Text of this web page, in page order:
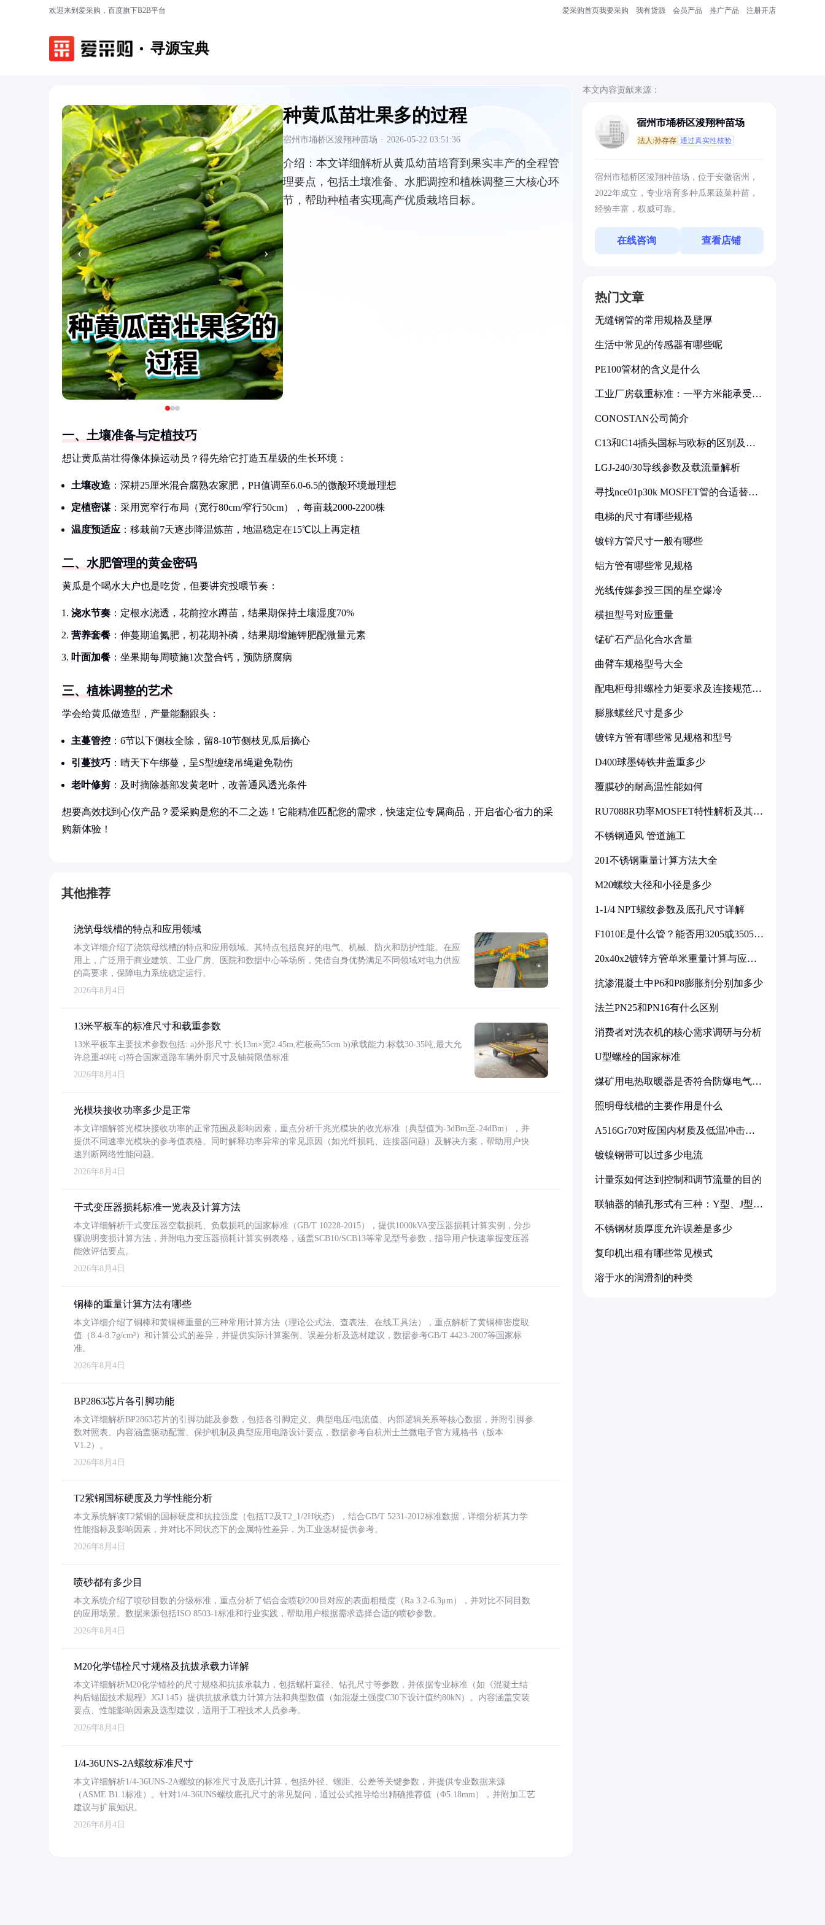
欢迎来到爱采购，百度旗下B2B平台 爱采购首页我要采购 我有货源 会员产品 推广产品 注册开店
寻源宝典
‹ ›
种黄瓜苗壮果多的过程
宿州市埇桥区浚翔种苗场 · 2026-05-22 03:51:36
介绍： 本文详细解析从黄瓜幼苗培育到果实丰产的全程管
理要点，包括土壤准备、水肥调控和植株调整三大核心环
节，帮助种植者实现高产优质栽培目标。
一、土壤准备与定植技巧
想让黄瓜苗壮得像体操运动员？得先给它打造五星级的生长环境：
土壤改造 ：深耕25厘米混合腐熟农家肥，PH值调至6.0-6.5的微酸环境最理想
定植密谋：采用宽窄行布局（宽行80cm/窄行50cm），每亩栽2000-2200株
温度预适应 ：移栽前7天逐步降温炼苗，地温稳定在15℃以上再定植
二、水肥管理的黄金密码
黄瓜是个喝水大户也是吃货，但要讲究投喂节奏：
浇水节奏 ：定根水浇透，花前控水蹲苗，结果期保持土壤湿度70%
营养套餐 ：伸蔓期追氮肥，初花期补磷，结果期增施钾肥配微量元素
叶面加餐 ：坐果期每周喷施1次螯合钙，预防脐腐病
三、植株调整的艺术
学会给黄瓜做造型，产量能翻跟头：
主蔓管控 ：6节以下侧枝全除，留8-10节侧枝见瓜后摘心
引蔓技巧 ：晴天下午绑蔓，呈S型缠绕吊绳避免勒伤
老叶修剪 ：及时摘除基部发黄老叶，改善通风透光条件
想要高效找到心仪产品？爱采购是您的不二之选！它能精准匹配您的需求，快速定位专属商品，开启省心省力的采
购新体验！
其他推荐
浇筑母线槽的特点和应用领域
本文详细介绍了浇筑母线槽的特点和应用领域。其特点包括良好的电气、机械、防火和防护性能。在应
用上，广泛用于商业建筑、工业厂房、医院和数据中心等场所，凭借自身优势满足不同领域对电力供应
的高要求，保障电力系统稳定运行。
2026年8月4日
13米平板车的标准尺寸和载重参数
13米平板车主要技术参数包括: a)外形尺寸:长13m×宽2.45m,栏板高55cm b)承载能力:标载30-35吨,最大允
许总重49吨 c)符合国家道路车辆外廓尺寸及轴荷限值标准
2026年8月4日
光模块接收功率多少是正常
本文详细解答光模块接收功率的正常范围及影响因素，重点分析千兆光模块的收光标准（典型值为-3dBm至-24dBm），并
提供不同速率光模块的参考值表格。同时解释功率异常的常见原因（如光纤损耗、连接器问题）及解决方案，帮助用户快
速判断网络性能问题。
2026年8月4日
干式变压器损耗标准一览表及计算方法
本文详细解析干式变压器空载损耗、负载损耗的国家标准（GB/T 10228-2015），提供1000kVA变压器损耗计算实例，分步
骤说明变损计算方法，并附电力变压器损耗计算实例表格，涵盖SCB10/SCB13等常见型号参数，指导用户快速掌握变压器
能效评估要点。
2026年8月4日
铜棒的重量计算方法有哪些
本文详细介绍了铜棒和黄铜棒重量的三种常用计算方法（理论公式法、查表法、在线工具法），重点解析了黄铜棒密度取
值（8.4-8.7g/cm³）和计算公式的差异，并提供实际计算案例、误差分析及选材建议，数据参考GB/T 4423-2007等国家标
准。
2026年8月4日
BP2863芯片各引脚功能
本文详细解析BP2863芯片的引脚功能及参数，包括各引脚定义、典型电压/电流值、内部逻辑关系等核心数据，并附引脚参
数对照表。内容涵盖驱动配置、保护机制及典型应用电路设计要点，数据参考自杭州士兰微电子官方规格书（版本
V1.2）。
2026年8月4日
T2紫铜国标硬度及力学性能分析
本文系统解读T2紫铜的国标硬度和抗拉强度（包括T2及T2_1/2H状态），结合GB/T 5231-2012标准数据，详细分析其力学
性能指标及影响因素，并对比不同状态下的金属特性差异，为工业选材提供参考。
2026年8月4日
喷砂都有多少目
本文系统介绍了喷砂目数的分级标准，重点分析了铝合金喷砂200目对应的表面粗糙度（Ra 3.2-6.3μm），并对比不同目数
的应用场景。数据来源包括ISO 8503-1标准和行业实践，帮助用户根据需求选择合适的喷砂参数。
2026年8月4日
M20化学锚栓尺寸规格及抗拔承载力详解
本文详细解析M20化学锚栓的尺寸规格和抗拔承载力，包括螺杆直径、钻孔尺寸等参数，并依据专业标准（如《混凝土结
构后锚固技术规程》JGJ 145）提供抗拔承载力计算方法和典型数值（如混凝土强度C30下设计值约80kN）。内容涵盖安装
要点、性能影响因素及选型建议，适用于工程技术人员参考。
2026年8月4日
1/4-36UNS-2A螺纹标准尺寸
本文详细解析1/4-36UNS-2A螺纹的标准尺寸及底孔计算，包括外径、螺距、公差等关键参数，并提供专业数据来源
（ASME B1.1标准）。针对1/4-36UNS螺纹底孔尺寸的常见疑问，通过公式推导给出精确推荐值（Φ5.18mm），并附加工艺
建议与扩展知识。
2026年8月4日
本文内容贡献来源：
宿州市埇桥区浚翔种苗场
法人:孙存存 通过真实性核验
宿州市嵇桥区浚翔种苗场，位于安徽宿州，
2022年成立，专业培育多种瓜果蔬菜种苗，
经验丰富，权威可靠。
在线咨询 查看店铺
热门文章
无缝钢管的常用规格及壁厚
生活中常见的传感器有哪些呢
PE100管材的含义是什么
工业厂房载重标准：一平方米能承受多
CONOSTAN公司简介
C13和C14插头国标与欧标的区别及其
LGJ-240/30导线参数及载流量解析
寻找nce01p30k MOSFET管的合适替代
电梯的尺寸有哪些规格
镀锌方管尺寸一般有哪些
铝方管有哪些常见规格
光线传媒参投三国的星空爆冷
横担型号对应重量
锰矿石产品化合水含量
曲臂车规格型号大全
配电柜母排螺栓力矩要求及连接规范详
膨胀螺丝尺寸是多少
镀锌方管有哪些常见规格和型号
D400球墨铸铁井盖重多少
覆膜砂的耐高温性能如何
RU7088R功率MOSFET特性解析及其在
不锈钢通风 管道施工
201不锈钢重量计算方法大全
M20螺纹大径和小径是多少
1-1/4 NPT螺纹参数及底孔尺寸详解
F1010E是什么管？能否用3205或3505代
20x40x2镀锌方管单米重量计算与应用
抗渗混凝土中P6和P8膨胀剂分别加多少
法兰PN25和PN16有什么区别
消费者对洗衣机的核心需求调研与分析
U型螺栓的国家标准
煤矿用电热取暖器是否符合防爆电气设
照明母线槽的主要作用是什么
A516Gr70对应国内材质及低温冲击要
镀镍钢带可以过多少电流
计量泵如何达到控制和调节流量的目的
联轴器的轴孔形式有三种：Y型、J型、
不锈钢材质厚度允许误差是多少
复印机出租有哪些常见模式
溶于水的润滑剂的种类